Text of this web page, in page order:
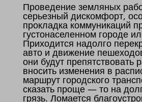
Проведение земляных
серьезный дискомфорт,
прокладка коммуникаций
густонаселенном городе
Приходится надолго
авто и движение
они будут препятствовать
вносить изменения в
маршрут городского
сказать проще — то на
грязь. Ломается